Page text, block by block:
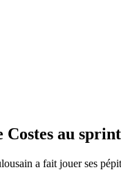
au
a fait jouer ses